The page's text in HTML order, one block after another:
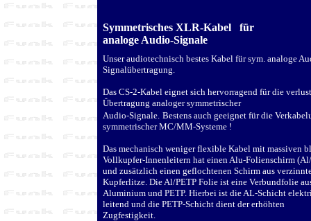
Symmetrisches XLR-Kabel
für
analoge Audio-Signale
Unser audiotechnisch bestes Kabel für sym. analoge
Signalübertragung.
Das CS-2-Kabel eignet sich hervorragend für die
Übertragung analoger symmetrischer
Audio-Signale. Bestens auch geeignet für die
symmetrischer MC/MM-Systeme !
Das mechanisch weniger flexible Kabel mit massiven
Vollkupfer-Innenleitern hat einen Alu-Folienschirm
und zusätzlich einen geflochtenen Schirm aus
Kupferlitze. Die Al/PETP Folie ist eine Verbundfolie
Aluminium und PETP. Hierbei ist die AL-Schicht
leitend und die PETP-Schicht dient der erhöhten
Zugfestigkeit.